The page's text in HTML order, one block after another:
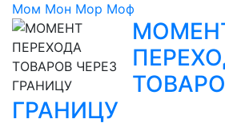
Мом Мон Мор Моф
ГРАНИЦУ